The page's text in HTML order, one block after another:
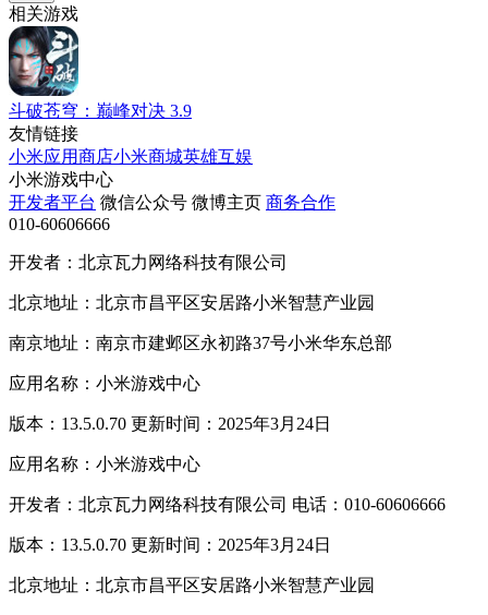
相关游戏
斗破苍穹：巅峰对决 3.9
友情链接
小米应用商店小米商城英雄互娱
小米游戏中心
开发者平台 微信公众号 微博主页 商务合作
010-60606666
开发者：北京瓦力网络科技有限公司
北京地址：北京市昌平区安居路小米智慧产业园
南京地址：南京市建邺区永初路37号小米华东总部
应用名称：小米游戏中心
版本：13.5.0.70 更新时间：2025年3月24日
应用名称：小米游戏中心
开发者：北京瓦力网络科技有限公司 电话：010-60606666
版本：13.5.0.70 更新时间：2025年3月24日
北京地址：北京市昌平区安居路小米智慧产业园